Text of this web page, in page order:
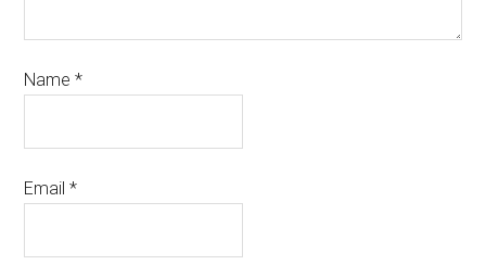
Name*
Email*